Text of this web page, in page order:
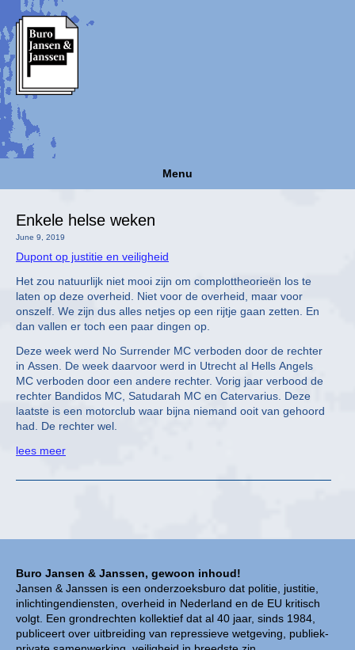
Menu
Buro Jansen & Janssen, gewoon inhoud!
Jansen & Janssen is een onderzoeksburo dat politie, justitie,
inlichtingendiensten, overheid in Nederland en de EU kritisch
volgt. Een grondrechten kollektief dat al 40 jaar, sinds 1984,
publiceert over uitbreiding van repressieve wetgeving, publiek-
Enkele helse weken
June 9, 2019
Dupont op justitie en veiligheid
Het zou natuurlijk niet mooi zijn om complottheorieën los te
laten op deze overheid. Niet voor de overheid, maar voor
onszelf. We zijn dus alles netjes op een rijtje gaan zetten. En
dan vallen er toch een paar dingen op.
Deze week werd No Surrender MC verboden door de rechter
in Assen. De week daarvoor werd in Utrecht al Hells Angels
MC verboden door een andere rechter. Vorig jaar verbood de
rechter Bandidos MC, Satudarah MC en Catervarius. Deze
laatste is een motorclub waar bijna niemand ooit van gehoord
had. De rechter wel.
lees meer